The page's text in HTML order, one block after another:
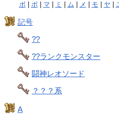
ボ| ポ マ ミ ム メ モ ヤ
記号
??
??ランクモンスター
闘神レオソード
？？？系
A